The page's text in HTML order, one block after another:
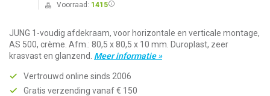
Voorraad: 1415
JUNG 1-voudig afdekraam, voor horizontale en verticale montage,
AS 500, crème. Afm.: 80,5 x 80,5 x 10 mm. Duroplast, zeer
krasvast en glanzend. Meer informatie »
Vertrouwd online sinds 2006
Gratis verzending vanaf € 150